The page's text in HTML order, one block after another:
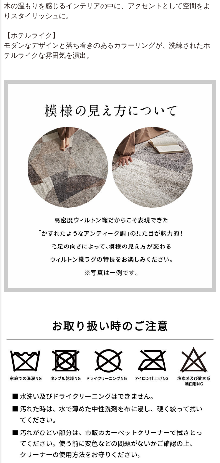
木の温もりを感じるインテリアの中に、アクセントとして空間をよ
りスタイリッシュに。
【ホテルライク】
モダンなデザインと落ち着きのあるカラーリングが、洗練されたホ
テルライクな雰囲気を演出。